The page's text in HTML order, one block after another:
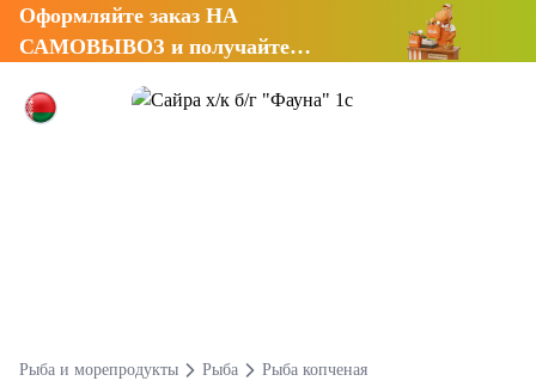
Оформляйте заказ НА
САМОВЫВОЗ и получайте
Рыба и морепродукты Рыба Рыба копченая